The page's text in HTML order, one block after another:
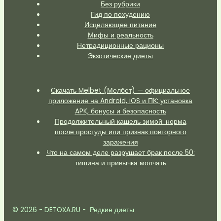
Без рубрики
Гид по похудению
Исцеляющее питание
Мифы и реальность
Нетрадиционные рационы
Экзотические диеты
Скачать Melbet (Мелбет) — официальное
приложение на Android, iOS и ПК: установка
APK, бонусы и безопасность
Продолжительный кашель зимой: норма
после простуды или признак повторного
заражения
Что на самом деле разрушает брак после 50:
тишина и привычка молчать
© 2026 - DETOXA.RU - Редкие диеты